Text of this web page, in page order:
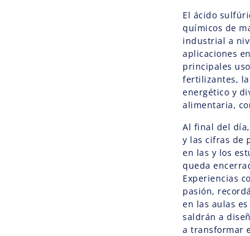
El ácido
químicos de
industrial a
aplicaciones
principales
fertilizantes,
energético y
alimentaria,
Al final del
y las cifras de
en las y los
queda
Experiencias
pasión,
en las aulas
saldrán a
a transformar